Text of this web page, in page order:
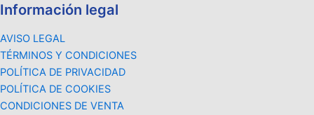
Información legal
AVISO LEGAL
TÉRMINOS Y CONDICIONES
POLÍTICA DE PRIVACIDAD
POLÍTICA DE COOKIES
CONDICIONES DE VENTA